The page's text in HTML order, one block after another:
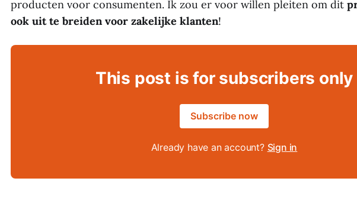
producten voor consumenten. Ik zou er voor willen pleiten om dit
ook uit te breiden voor zakelijke klanten!
This post is for subscribers only
Subscribe now
Already have an account? Sign in